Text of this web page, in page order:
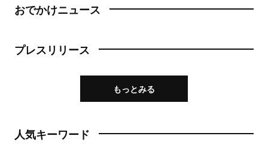
おでかけニュース
プレスリリース
もっとみる
人気キーワード